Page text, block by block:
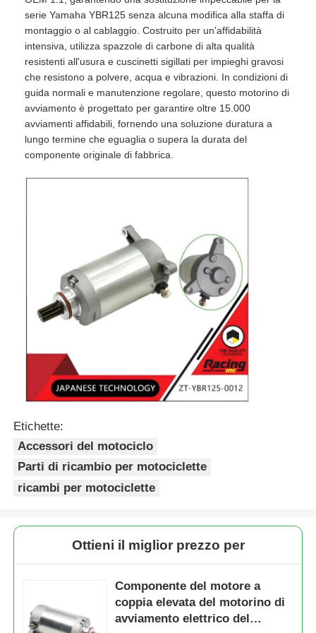
Chi siamo
Fatory Tour
Controllo di qualità
Contattaci
Richiedere un preventivo
componenti elettrici per motocicli
Parti di modifica per motocicli
serie Yamaha YBR125 senza alcuna modifica alla staffa di
montaggio o al cablaggio. Costruito per un'affidabilità
intensiva, utilizza spazzole di carbone di alta qualità
resistenti all'usura e cuscinetti sigillati per impieghi gravosi
che resistono a polvere, acqua e vibrazioni. In condizioni di
guida normali e manutenzione regolare, questo motorino di
avviamento è progettato per garantire oltre 15.000
avviamenti affidabili, fornendo una soluzione duratura a
lungo termine che eguaglia o supera la durata del
componente originale di fabbrica.
Etichette:
Accessori del motociclo
Parti di ricambio per motociclette
ricambi per motociclette
Ottieni il miglior prezzo per
Componente del motore a
coppia elevata del motorino di
avviamento elettrico del